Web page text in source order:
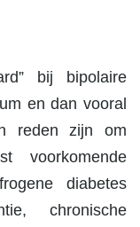
bij bipolaire
en dan vooral
reden zijn om
voorkomende
diabetes
chronische